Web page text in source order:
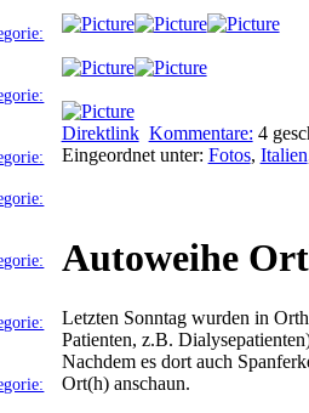
Direktlink Kommentare: 4
Eingeordnet unter: Fotos, Italien
Autoweihe
Letzten Sonntag wurden in
Patienten, z.B.
Nachdem es dort auch
Ort(h) anschaun.